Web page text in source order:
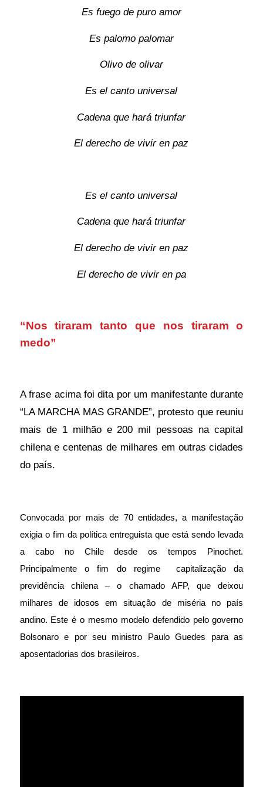
Es fuego de puro amor
Es palomo palomar
Olivo de olivar
Es el canto universal
Cadena que hará triunfar
El derecho de vivir en paz
Es el canto universal
Cadena que hará triunfar
El derecho de vivir en paz
El derecho de vivir en pa
“Nos tiraram tanto que nos tiraram o
medo”
A frase acima foi dita por um manifestante durante
“LA MARCHA MAS GRANDE”, protesto que reuniu
mais de 1 milhão e 200 mil pessoas na capital
chilena e centenas de milhares em outras cidades
do país.
Convocada por mais de 70 entidades, a manifestação
exigia o fim da política entreguista que está sendo levada
a cabo no Chile desde os tempos Pinochet.
Principalmente o fim do regime capitalização da
previdência chilena – o chamado AFP, que deixou
milhares de idosos em situação de miséria no país
andino. Este é o mesmo modelo defendido pelo governo
Bolsonaro e por seu ministro Paulo Guedes para as
aposentadorias dos brasileiros.